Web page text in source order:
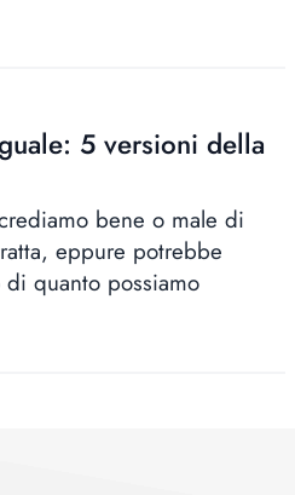
5 versioni della
bene o male di
eppure potrebbe
quanto possiamo